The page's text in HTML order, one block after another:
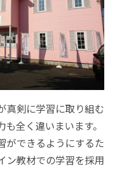
真剣に学習に取り組む
全く違いまいます。
ができるようにするた
ン教材での学習を採用